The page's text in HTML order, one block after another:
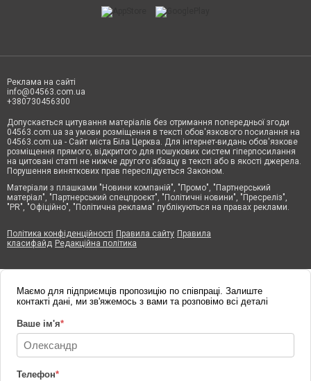
Реклама на сайті
info@04563.com.ua
+380730456300
Допускається цитування матеріалів без отримання попередньої згоди
04563.com.ua за умови розміщення в тексті обов'язкового посилання на
04563.com.ua - Сайт міста Біла Церква. Для інтернет-видань обов'язкове
розміщення прямого, відкритого для пошукових систем гіперпосилання
на цитовані статті не нижче другого абзацу в тексті або в якості джерела.
Порушення виняткових прав переслідується Законом.
Матеріали з плашками "Новини компаній", "Промо", "Партнерський
матеріал", "Партнерський спецпроєкт", "Політичні новини", "Пресреліз",
"PR", "Офіційно", "Політична реклама" публікуються на правах реклами.
Політика конфіденційності Правила сайту Правила
класифайд Редакційна політика
Маємо для підприємців пропозицію по співпраці. Залиште
контакті дані, ми зв'яжемось з вами та розповімо всі деталі
Ваше ім'я*
Телефон*